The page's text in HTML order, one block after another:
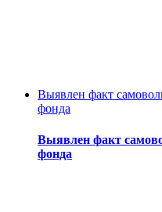
Выявлен факт
фонда
Выявлен факт
фонда